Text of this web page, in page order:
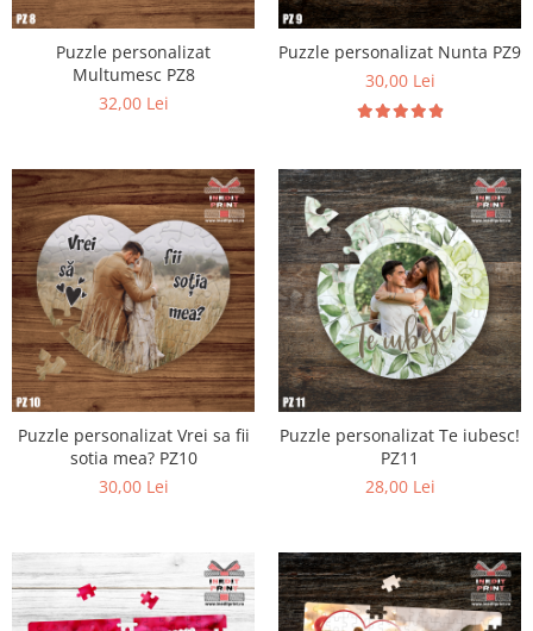
Diverse
Toppere Flori
Pachete de toppere
Oferte (Toppere Flori)
Pachete Inedite
Stand Prezentare
Oneline (Topper Lateral)
Puzzle personalizat
Multumesc PZ8
32,00 Lei
Puzzle personalizat Nunta PZ9
30,00 Lei
Puzzle personalizat Vrei sa fii
sotia mea? PZ10
30,00 Lei
Puzzle personalizat Te iubesc!
PZ11
28,00 Lei